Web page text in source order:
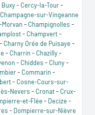
Buxy- Cercy-la-Tour-
Champagne-sur-Vingeanne
- Champignolles -
- Champvert-
- Charny Orée de Puisaye -
- Charrin - Chazilly-
- Chiddes - Cluny-
- Commarin -
- Cosne-Cours-sur-
Nevers - Cronat- Crux-
et-Flée - Decize -
- Dompierre-sur-Nièvre